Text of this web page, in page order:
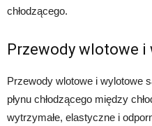
chłodzącego.
Przewody wlotowe i
Przewody wlotowe i wylotowe
płynu chłodzącego między
wytrzymałe, elastyczne i